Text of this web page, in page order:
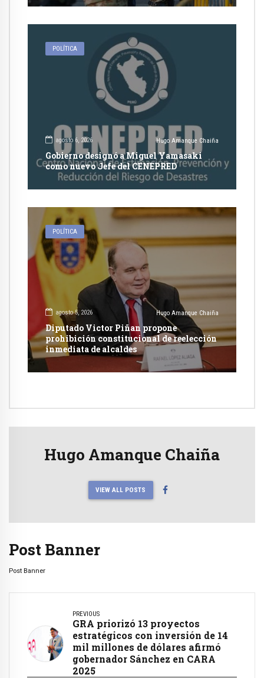
POLÍTICA
agosto 6, 2026 Hugo Amanque Chaiña
Gobierno designó a Miguel Yamasaki
como nuevo Jefe del CENEPRED
POLÍTICA
agosto 5, 2026 Hugo Amanque Chaiña
Diputado Victor Piñan propone
prohibición constitucional de reelección
inmediata de alcaldes
Hugo Amanque Chaiña
VIEW ALL POSTS
Post Banner
Post Banner
PREVIOUS
GRA priorizó 13 proyectos
estratégicos con inversión de 14
mil millones de dólares afirmó
gobernador Sánchez en CARA
2025